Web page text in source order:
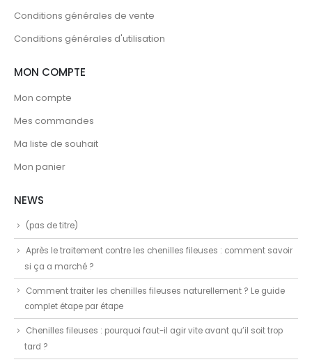
Conditions générales de vente
Conditions générales d'utilisation
MON COMPTE
Mon compte
Mes commandes
Ma liste de souhait
Mon panier
NEWS
(pas de titre)
Après le traitement contre les chenilles fileuses : comment savoir
si ça a marché ?
Comment traiter les chenilles fileuses naturellement ? Le guide
complet étape par étape
Chenilles fileuses : pourquoi faut-il agir vite avant qu’il soit trop
tard ?